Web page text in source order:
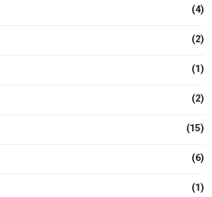
(4)
(2)
(1)
(2)
(15)
(6)
(1)